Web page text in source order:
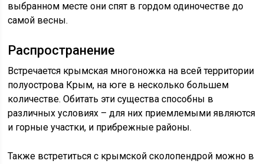
выбранном месте они спят в гордом одиночестве до
самой весны.
Распространение
Встречается крымская многоножка на всей территории
полуострова Крым, на юге в несколько большем
количестве. Обитать эти существа способны в
различных условиях – для них приемлемыми являются
и горные участки, и прибрежные районы.
Также встретиться с крымской сколопендрой можно в